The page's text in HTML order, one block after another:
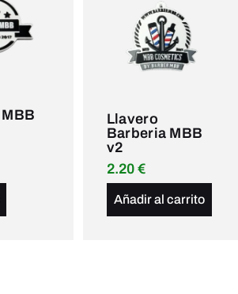
Llavero
Barberia MBB
v2
2.20 €
Añadir al carrito